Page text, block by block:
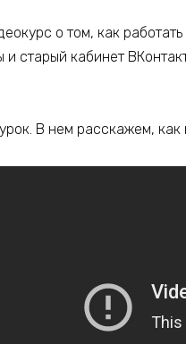
о том, как
старый кабинет
В нем расскажем,